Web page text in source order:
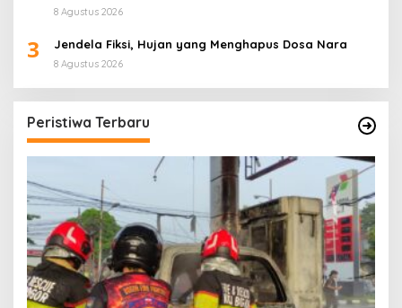
8 Agustus 2026
3 Jendela Fiksi, Hujan yang Menghapus Dosa Nara
8 Agustus 2026
Peristiwa Terbaru